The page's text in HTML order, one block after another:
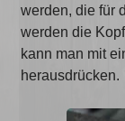
werden, die für
werden die
kann man mit
herausdrücken.